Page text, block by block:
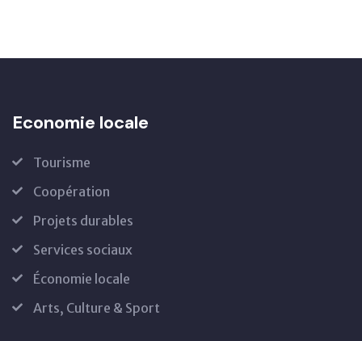
Economie locale
Tourisme
Coopération
Projets durables
Services sociaux
Économie locale
Arts, Culture & Sport